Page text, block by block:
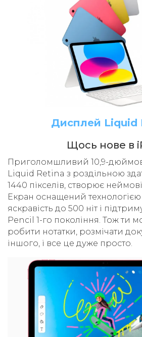
Дисплей Liquid
Щось нове в
Приголомшливий 10,9-
Liquid Retina з роздільною
1440 пікселів, створює
Екран оснащений технологією
яскравість до 500 ніт і
Pencil 1-го покоління. Тож ти
робити нотатки, розмічати
іншого, і все це дуже просто.